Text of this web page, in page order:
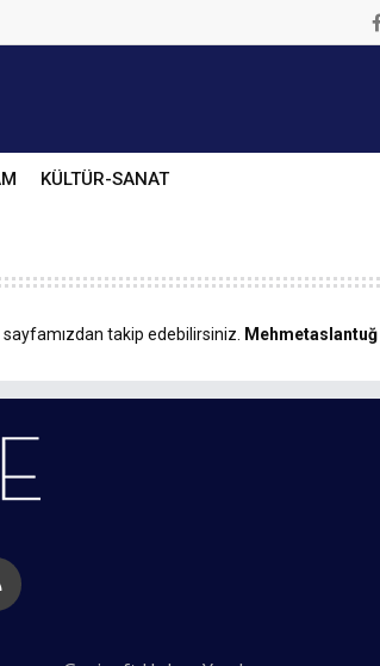
KÜLTÜR-SANAT
takip edebilirsiniz. Mehmetaslantuğ